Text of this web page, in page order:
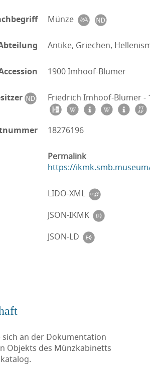
Münze
Antike, Griechen,
1900 Imhoof-Blumer
Friedrich Imhoof-Blumer -
18276196
Permalink
https://
LIDO-XML
JSON-IKMK
JSON-LD
an der Dokumentation
Objekts des Münzkabinetts